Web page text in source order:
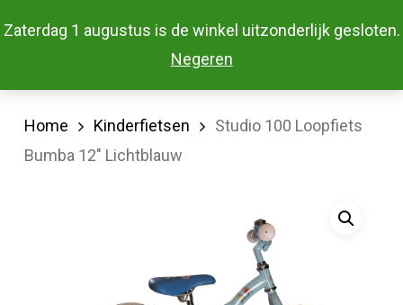
Zaterdag 1 augustus is de winkel uitzonderlijk gesloten.
Negeren
to
Menu
Home Kinderfietsen
Studio 100 Loopfiets
Bumba 12″ Lichtblauw
Menu